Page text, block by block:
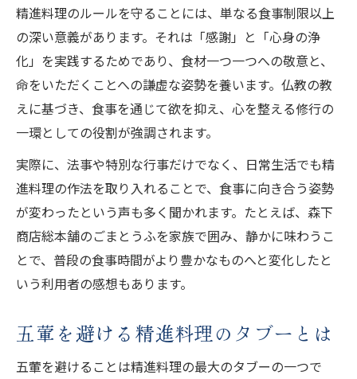
精進料理のルールを守ることには、単なる食事制限以上
の深い意義があります。それは「感謝」と「心身の浄
化」を実践するためであり、食材一つ一つへの敬意と、
命をいただくことへの謙虚な姿勢を養います。仏教の教
えに基づき、食事を通じて欲を抑え、心を整える修行の
一環としての役割が強調されます。
実際に、法事や特別な行事だけでなく、日常生活でも精
進料理の作法を取り入れることで、食事に向き合う姿勢
が変わったという声も多く聞かれます。たとえば、森下
商店総本舗のごまとうふを家族で囲み、静かに味わうこ
とで、普段の食事時間がより豊かなものへと変化したと
いう利用者の感想もあります。
五葷を避ける精進料理のタブーとは
五葷を避けることは精進料理の最大のタブーの一つで